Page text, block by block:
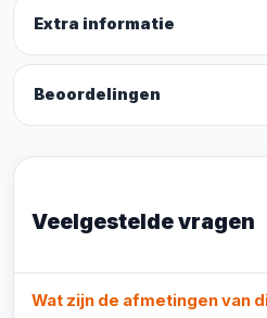
Extra informatie
Beoordelingen
Veelgestelde vragen
Wat zijn de afmetingen van